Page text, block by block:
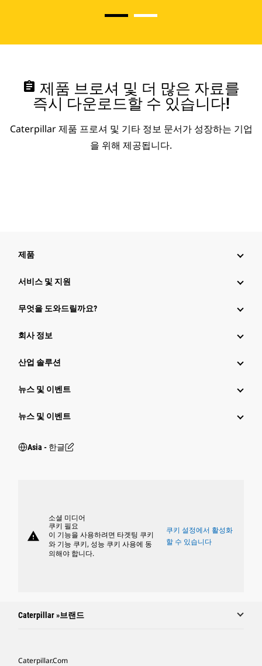
assignment 제품 브로셔 및 더 많은 자료를
즉시 다운로드할 수 있습니다!
Caterpillar 제품 프로셔 및 기타 정보 문서가 성장하는 기업
을 위해 제공됩니다.
제품
서비스 및 지원
무엇을 도와드릴까요?
회사 정보
산업 솔루션
뉴스 및 이벤트
뉴스 및 이벤트
Asia - 한글
warning
소셜 미디어
쿠키 필요
이 기능을 사용하려면 타겟팅 쿠키
와 기능 쿠키, 성능 쿠키 사용에 동
의해야 합니다.
쿠키 설정에서 활성화
할 수 있습니다
Caterpillar »브랜드
Caterpillar.com